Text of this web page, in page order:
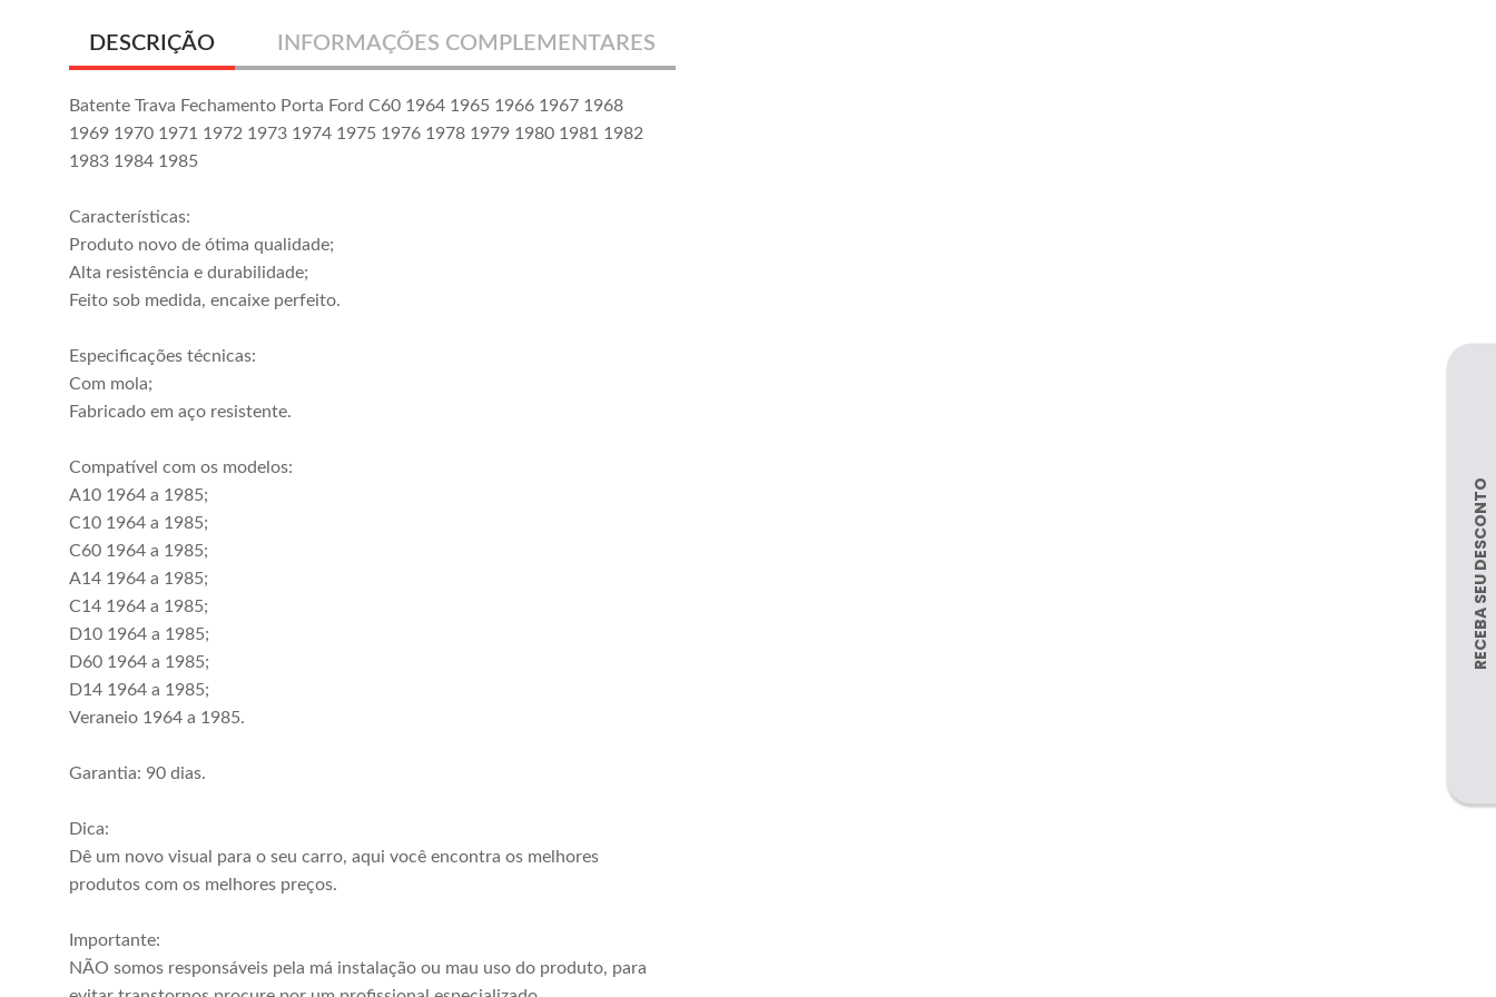
DESCRIÇÃO INFORMAÇÕES COMPLEMENTARES
Batente Trava Fechamento Porta Ford C60 1964 1965 1966 1967 1968
1969 1970 1971 1972 1973 1974 1975 1976 1978 1979 1980 1981 1982
1983 1984 1985
Características:
Produto novo de ótima qualidade;
Alta resistência e durabilidade;
Feito sob medida, encaixe perfeito.
Especificações técnicas:
Com mola;
Fabricado em aço resistente.
Compatível com os modelos:
A10 1964 a 1985;
C10 1964 a 1985;
C60 1964 a 1985;
A14 1964 a 1985;
C14 1964 a 1985;
D10 1964 a 1985;
D60 1964 a 1985;
D14 1964 a 1985;
Veraneio 1964 a 1985.
Garantia: 90 dias.
Dica:
Dê um novo visual para o seu carro, aqui você encontra os melhores
produtos com os melhores preços.
Importante:
NÃO somos responsáveis pela má instalação ou mau uso do produto, para